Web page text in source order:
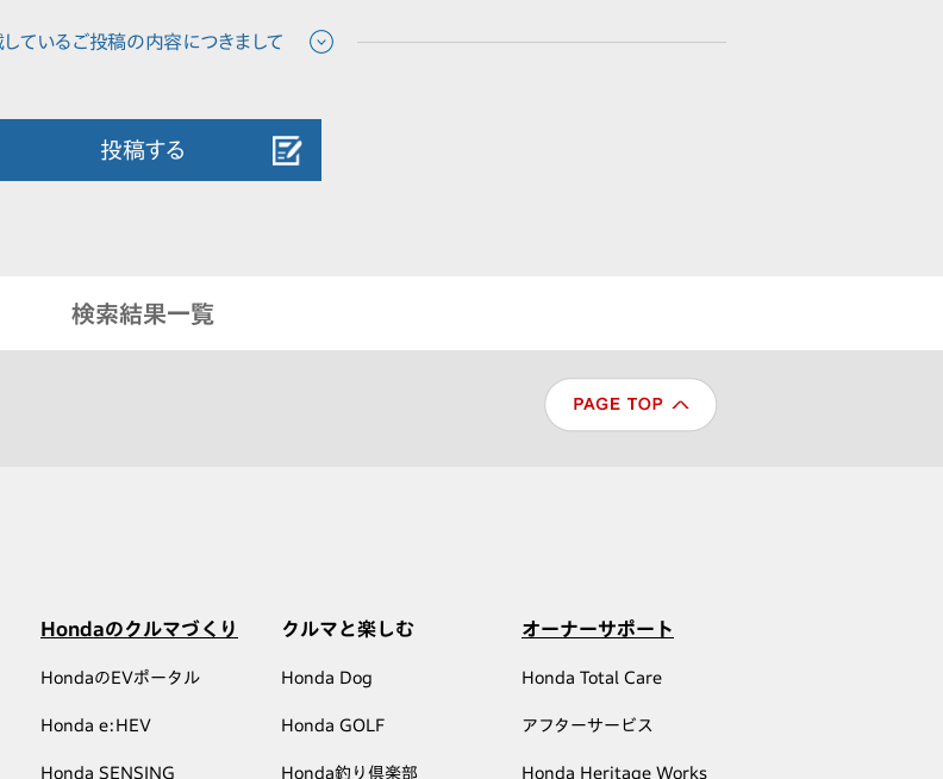
投稿する
検索結果一覧
Hondaのクルマづくり
HondaのEVポータル
Honda e:HEV
Honda SENSING
クルマと楽しむ
Honda Dog
Honda GOLF
Honda釣り倶楽部
オーナーサポート
Honda Total Care
アフターサービス
Honda Heritage Works